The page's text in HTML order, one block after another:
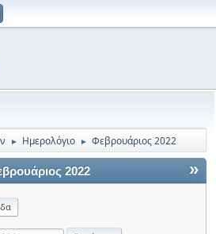
► Ημερολόγιο ► Φεβρουάριος 2022
»
2022